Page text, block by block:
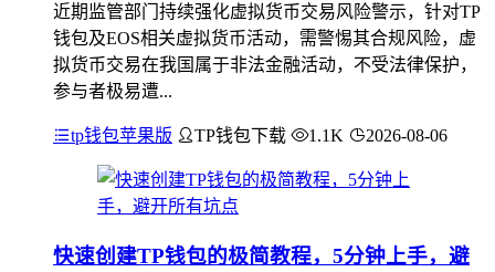
近期监管部门持续强化虚拟货币交易风险警示，针对TP
钱包及EOS相关虚拟货币活动，需警惕其合规风险，虚
拟货币交易在我国属于非法金融活动，不受法律保护，
参与者极易遭...
tp钱包苹果版 TP钱包下载 1.1K 2026-08-06
快速创建TP钱包的极简教程，5分钟上手，避